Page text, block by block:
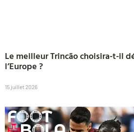
Le meilleur Trincão choisira-t-il
l’Europe ?
15 juillet 2026